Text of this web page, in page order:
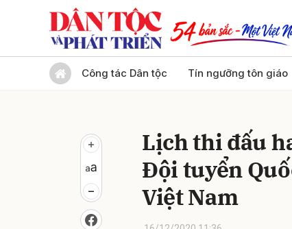
Công tác Dân tộc Tín ngưỡng tôn giáo
Lịch thi đấu
Đội tuyển
Việt Nam